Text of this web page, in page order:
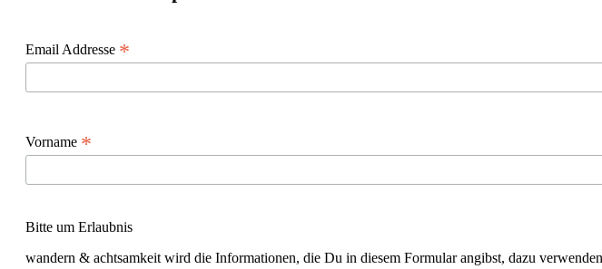
Email Addresse *
Vorname *
Bitte um Erlaubnis
wandern & achtsamkeit wird die Informationen, die Du in diesem Formular angibst, dazu